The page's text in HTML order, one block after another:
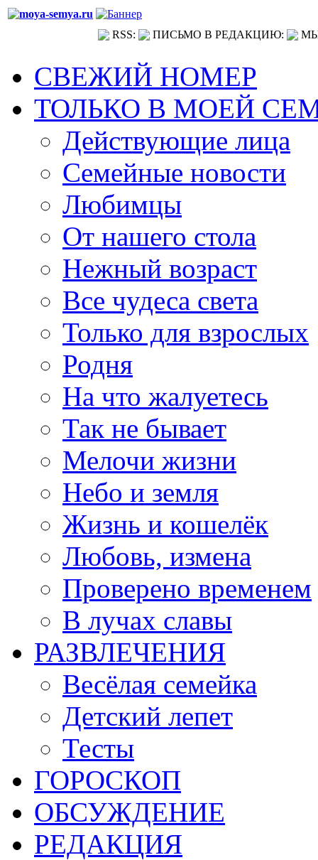
RSS: ПИСЬМО В РЕДАКЦИЮ:
СВЕЖИЙ НОМЕР
ТОЛЬКО В МОЕЙ
Действующие лица
Семейные новости
Любимцы
От нашего стола
Нежный возраст
Все чудеса света
Только для взрослых
Родня
На что жалуетесь
Так не бывает
Мелочи жизни
Небо и земля
Жизнь и кошелёк
Любовь, измена
Проверено временем
В лучах славы
РАЗВЛЕЧЕНИЯ
Весёлая семейка
Детский лепет
Тесты
ГОРОСКОП
ОБСУЖДЕНИЕ
РЕДАКЦИЯ